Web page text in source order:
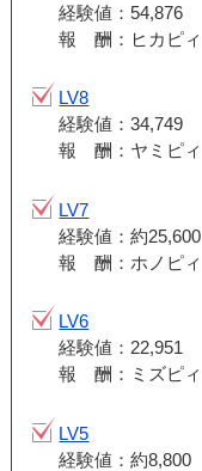
経験値：54,876
報 酬：ヒカピィ
LV8
経験値：34,749
報 酬：ヤミピィ
LV7
経験値：約25,600
報 酬：ホノピィ
LV6
経験値：22,951
報 酬：ミズピィ
LV5
経験値：約8,800